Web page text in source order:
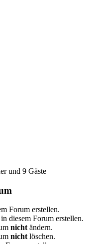
und 9 Gäste
Forum erstellen.
diesem Forum erstellen.
nicht ändern.
nicht löschen.